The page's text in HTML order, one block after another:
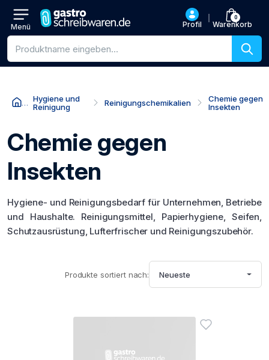
Menü Profil
0
Warenkorb
Produktsuche
Hygiene und
Reinigung
Reinigungschemikalien
Chemie gegen
Insekten
Chemie gegen
Insekten
Hygiene- und Reinigungsbedarf für Unternehmen, Betriebe
und Haushalte. Reinigungsmittel, Papierhygiene, Seifen,
Schutzausrüstung, Lufterfrischer und Reinigungszubehör.
Produkte sortiert nach: Neueste